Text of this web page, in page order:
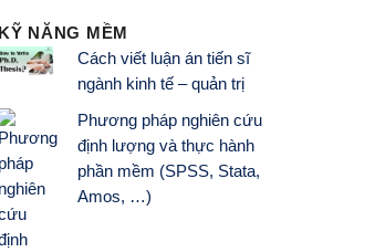
KỸ NĂNG MỀM
Cách viết luận án tiến sĩ
ngành kinh tế – quản trị
Phương pháp nghiên cứu
định lượng và thực hành
phần mềm (SPSS, Stata,
Amos, …)